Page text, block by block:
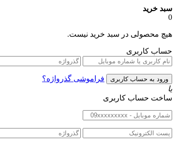
سبد خرید
0
هیچ محصولی در سبد خرید نیست.
حساب کاربری
فراموشی گذرواژه؟
یا
ساخت حساب کاربری